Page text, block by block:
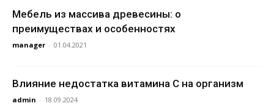
Мебель из массива древесины: о
преимуществах и особенностях
manager - 01.04.2021
Влияние недостатка витамина C на организм
admin - 18.09.2024